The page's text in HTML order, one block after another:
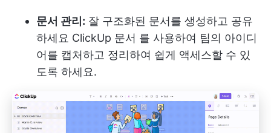
문서 관리: 잘 구조화된 문서를 생성하고 공유
하세요 ClickUp 문서 를 사용하여 팀의 아이디
어를 캡처하고 정리하여 쉽게 액세스할 수 있
도록 하세요.